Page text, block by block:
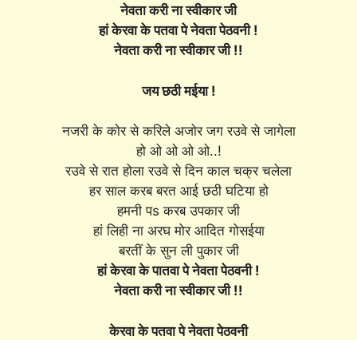
नेवता करी ना स्वीकार जी
हां केरवा के पतवा पे नेवता पेठवनी !
नेवता करी ना स्वीकार जी !!
जय छठी मईया !
नजरी के कोर से करिले अजोर जग रउवे से जागेला
हो ओ ओ ओ ओ..!
रउवे से रात होला रउवे से दिन काल चक्र चलेला
हर साल करब बरत आई छठी घटिया हो
हमनी पs करब उपकार जी
हां लिही ना अरघ मोर आदित गोसईया
बरतीं के सुन ली पुकार जी
हां केरवा के पातवा पे नेवता पेठवनी !
नेवता करी ना स्वीकार जी !!
केरवा के पतवा पे नेवता पेठवनी